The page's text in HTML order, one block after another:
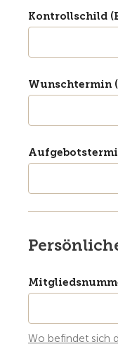
Kontrollschild
Wunschtermin
Wo befindet sich